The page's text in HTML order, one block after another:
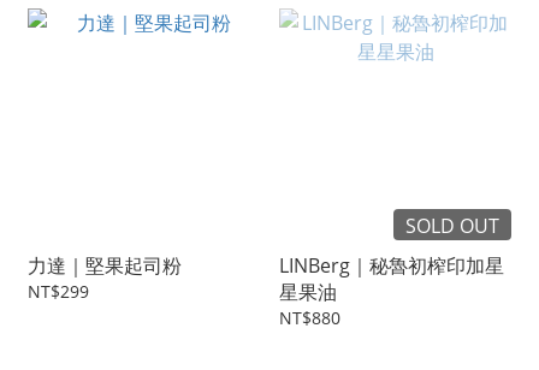
力達｜堅果起司粉
NT$299
SOLD OUT
LINBerg｜秘魯初榨印加星
星果油
NT$880